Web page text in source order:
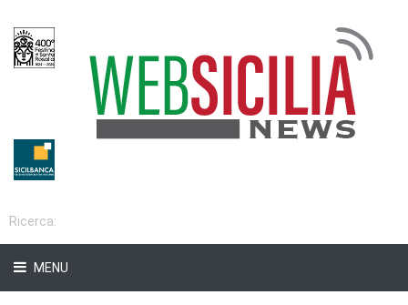
MENU